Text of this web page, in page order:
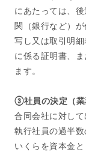
にあたっては、
関（銀行など）
写し又は取引明
に係る証明書、
ます。
③社員の決定（業
合同会社に対し
執行社員の過半数
いくらを資本金と